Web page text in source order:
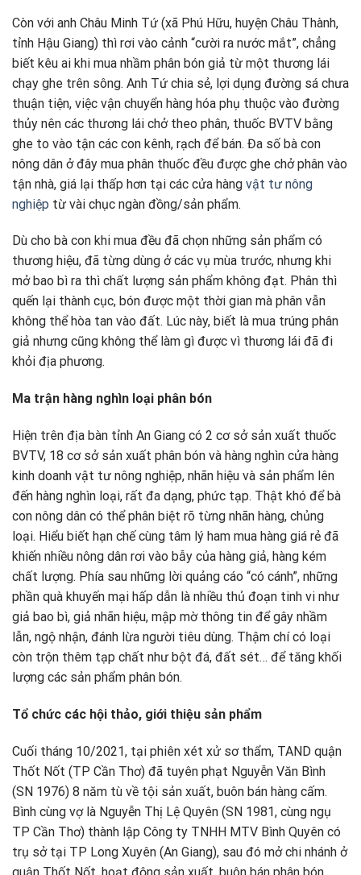
Còn với anh Châu Minh Tứ (xã Phú Hữu, huyện Châu Thành,
tỉnh Hậu Giang) thì rơi vào cảnh “cười ra nước mắt”, chẳng
biết kêu ai khi mua nhầm phân bón giả từ một thương lái
chạy ghe trên sông. Anh Tứ chia sẻ, lợi dụng đường sá chưa
thuận tiện, việc vận chuyển hàng hóa phụ thuộc vào đường
thủy nên các thương lái chở theo phân, thuốc BVTV bằng
ghe to vào tận các con kênh, rạch để bán. Đa số bà con
nông dân ở đây mua phân thuốc đều được ghe chở phân vào
tận nhà, giá lại thấp hơn tại các cửa hàng vật tư nông
nghiệp từ vài chục ngàn đồng/sản phẩm.
Dù cho bà con khi mua đều đã chọn những sản phẩm có
thương hiệu, đã từng dùng ở các vụ mùa trước, nhưng khi
mở bao bì ra thì chất lượng sản phẩm không đạt. Phân thì
quến lại thành cục, bón được một thời gian mà phân vẫn
không thể hòa tan vào đất. Lúc này, biết là mua trúng phân
giả nhưng cũng không thể làm gì được vì thương lái đã đi
khỏi địa phương.
Ma trận hàng nghìn loại phân bón
Hiện trên địa bàn tỉnh An Giang có 2 cơ sở sản xuất thuốc
BVTV, 18 cơ sở sản xuất phân bón và hàng nghìn cửa hàng
kinh doanh vật tư nông nghiệp, nhãn hiệu và sản phẩm lên
đến hàng nghìn loại, rất đa dạng, phức tạp. Thật khó để bà
con nông dân có thể phân biệt rõ từng nhãn hàng, chủng
loại. Hiểu biết hạn chế cùng tâm lý ham mua hàng giá rẻ đã
khiến nhiều nông dân rơi vào bẫy của hàng giả, hàng kém
chất lượng. Phía sau những lời quảng cáo “có cánh”, những
phần quà khuyến mại hấp dẫn là nhiều thủ đoạn tinh vi như
giả bao bì, giả nhãn hiệu, mập mờ thông tin để gây nhầm
lẫn, ngộ nhận, đánh lừa người tiêu dùng. Thậm chí có loại
còn trộn thêm tạp chất như bột đá, đất sét… để tăng khối
lượng các sản phẩm phân bón.
Tổ chức các hội thảo, giới thiệu sản phẩm
Cuối tháng 10/2021, tại phiên xét xử sơ thẩm, TAND quận
Thốt Nốt (TP Cần Thơ) đã tuyên phạt Nguyễn Văn Bình
(SN 1976) 8 năm tù về tội sản xuất, buôn bán hàng cấm.
Bình cùng vợ là Nguyễn Thị Lệ Quyên (SN 1981, cùng ngụ
TP Cần Thơ) thành lập Công ty TNHH MTV Bình Quyên có
trụ sở tại TP Long Xuyên (An Giang), sau đó mở chi nhánh ở
quận Thốt Nốt, hoạt động sản xuất, buôn bán phân bón,